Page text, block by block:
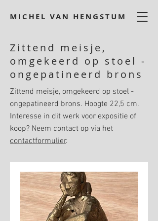
MICHEL VAN HENGSTUM
Zittend meisje,
omgekeerd op stoel -
ongepatineerd brons
Zittend meisje, omgekeerd op stoel -
ongepatineerd brons. Hoogte 22,5 cm.
Interesse in dit werk voor expositie of
koop? Neem contact op via het
contactformulier.